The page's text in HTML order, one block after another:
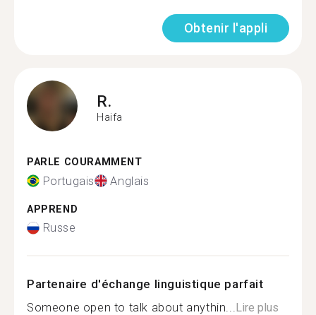
Obtenir l'appli
R.
Haifa
PARLE COURAMMENT
Portugais Anglais
APPREND
Russe
Partenaire d'échange linguistique parfait
Someone open to talk about anythin...Lire plus